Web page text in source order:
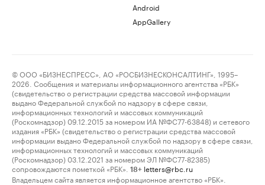
Android
AppGallery
© ООО «БИЗНЕСПРЕСС», АО «РОСБИЗНЕСКОНСАЛТИНГ», 1995–
2026. Сообщения и материалы информационного агентства «РБК»
(свидетельство о регистрации средства массовой информации
выдано Федеральной службой по надзору в сфере связи,
информационных технологий и массовых коммуникаций
(Роскомнадзор) 09.12.2015 за номером ИА №ФС77-63848) и сетевого
издания «РБК» (свидетельство о регистрации средства массовой
информации выдано Федеральной службой по надзору в сфере связи,
информационных технологий и массовых коммуникаций
(Роскомнадзор) 03.12.2021 за номером ЭЛ №ФС77-82385)
сопровождаются пометкой «РБК».
18+ letters@rbc.ru
Владельцем сайта является информационное агентство «РБК».